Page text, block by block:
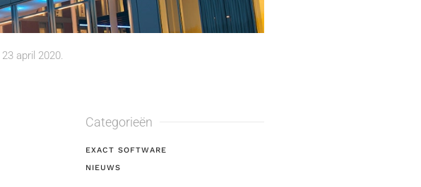
23 april 2020.
Categorieën
EXACT SOFTWARE
NIEUWS